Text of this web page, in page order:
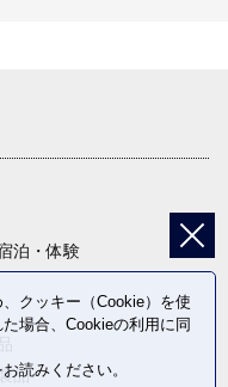
泊・体験
品
クッキー（Cookie）を使
場合、Cookieの利用に同
お読みください。